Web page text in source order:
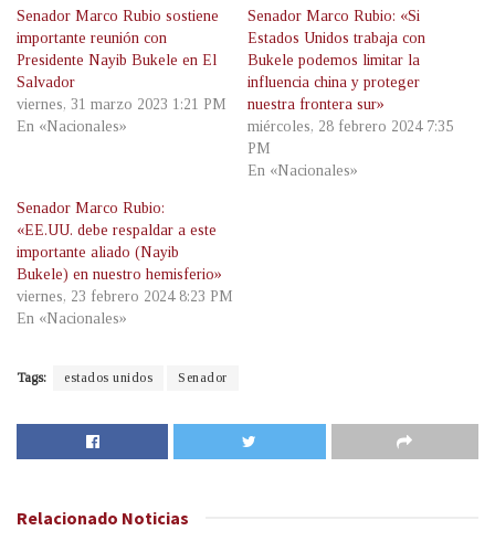
Senador Marco Rubio sostiene
importante reunión con
Presidente Nayib Bukele en El
Salvador
viernes, 31 marzo 2023 1:21 PM
En «Nacionales»
Senador Marco Rubio: «Si
Estados Unidos trabaja con
Bukele podemos limitar la
influencia china y proteger
nuestra frontera sur»
miércoles, 28 febrero 2024 7:35
PM
En «Nacionales»
Senador Marco Rubio:
«EE.UU. debe respaldar a este
importante aliado (Nayib
Bukele) en nuestro hemisferio»
viernes, 23 febrero 2024 8:23 PM
En «Nacionales»
Tags: estados unidos Senador
Relacionado Noticias